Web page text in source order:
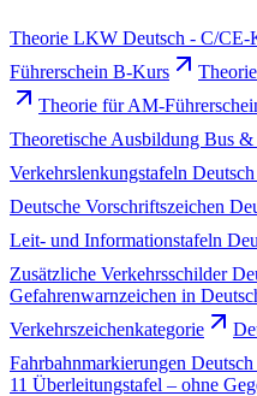
Theorie LKW Deutsch - C/CE-
Führerschein B-Kurs
Theorie für AM-
Theoretische Ausbildung Bus
Verkehrslenkungstafeln
Deutsche Vorschriftszeichen
Leit- und Informationstafeln
Zusätzliche Verkehrsschilder
Gefahrenwarnzeichen in
Verkehrszeichenkategorie
Fahrbahnmarkierungen
11 Überleitungstafel – ohne